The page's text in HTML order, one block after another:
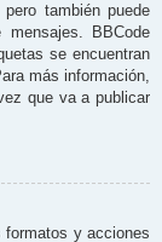
también puede
mensajes. BBCode
se encuentran
más información,
que va a publicar
formatos y acciones